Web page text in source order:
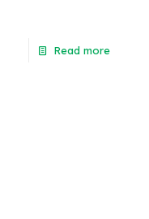
Read more